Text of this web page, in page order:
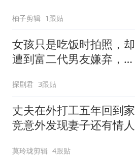
柚子剪辑 1跟贴
女孩只是吃饭时拍照，却
遭到富二代男友嫌弃，下
探剧君 3跟贴
丈夫在外打工五年回到家
竞意外发现妻子还有情人
莫玲珑剪辑 4跟贴